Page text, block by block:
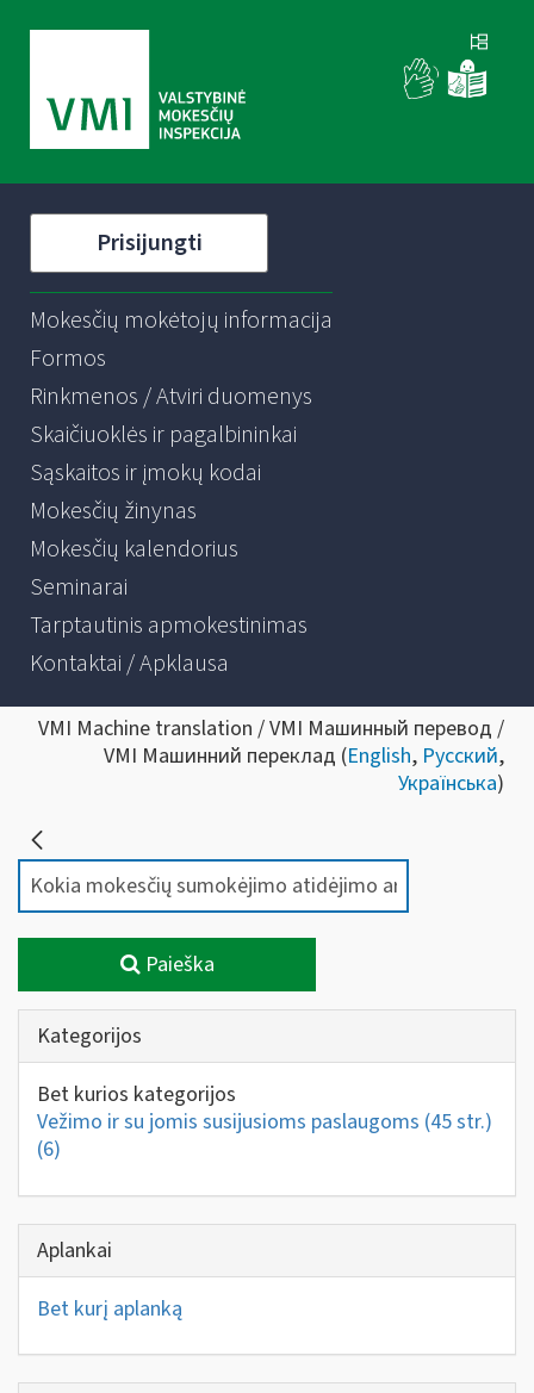
Prisijungti
Mokesčių mokėtojų informacija
Formos
Rinkmenos / Atviri duomenys
Skaičiuoklės ir pagalbininkai
Sąskaitos ir įmokų kodai
Mokesčių žinynas
Mokesčių kalendorius
Seminarai
Tarptautinis apmokestinimas
Kontaktai / Apklausa
VMI Machine translation / VMI Машинный перевод /
VMI Машинний переклад (English, Русский,
Українська)
Paieška
Kategorijos
Bet kurios kategorijos
Vežimo ir su jomis susijusioms paslaugoms (45 str.)
(6)
Aplankai
Bet kurį aplanką